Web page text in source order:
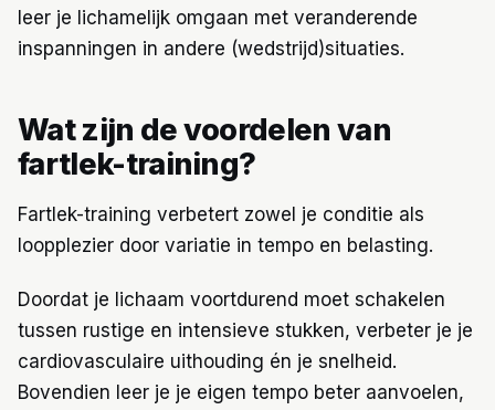
leer je lichamelijk omgaan met veranderende
inspanningen in andere (wedstrijd)situaties.
Wat zijn de voordelen van
fartlek-training?
Fartlek-training verbetert zowel je conditie als
loopplezier door variatie in tempo en belasting.
Doordat je lichaam voortdurend moet schakelen
tussen rustige en intensieve stukken, verbeter je je
cardiovasculaire uithouding én je snelheid.
Bovendien leer je je eigen tempo beter aanvoelen,